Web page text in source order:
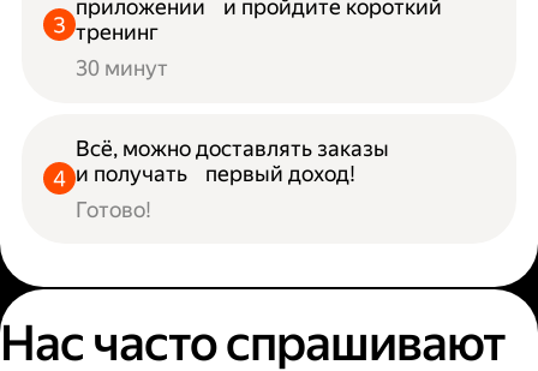
приложении и пройдите короткий
тренинг
30 минут
Всё, можно доставлять заказы
и получать первый доход!
Готово!
Нас часто спрашивают